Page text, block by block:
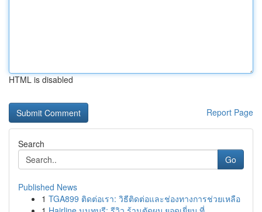
HTML is disabled
Report Page
Search
Go
Published News
1 TGA899 ติดต่อเรา: วิธีติดต่อและช่องทางการช่วยเหลือ